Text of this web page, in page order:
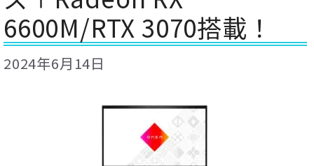
6600M/RTX 3070搭載！
2024年6月14日